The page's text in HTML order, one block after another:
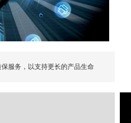
服务，以支持更长的产品生命